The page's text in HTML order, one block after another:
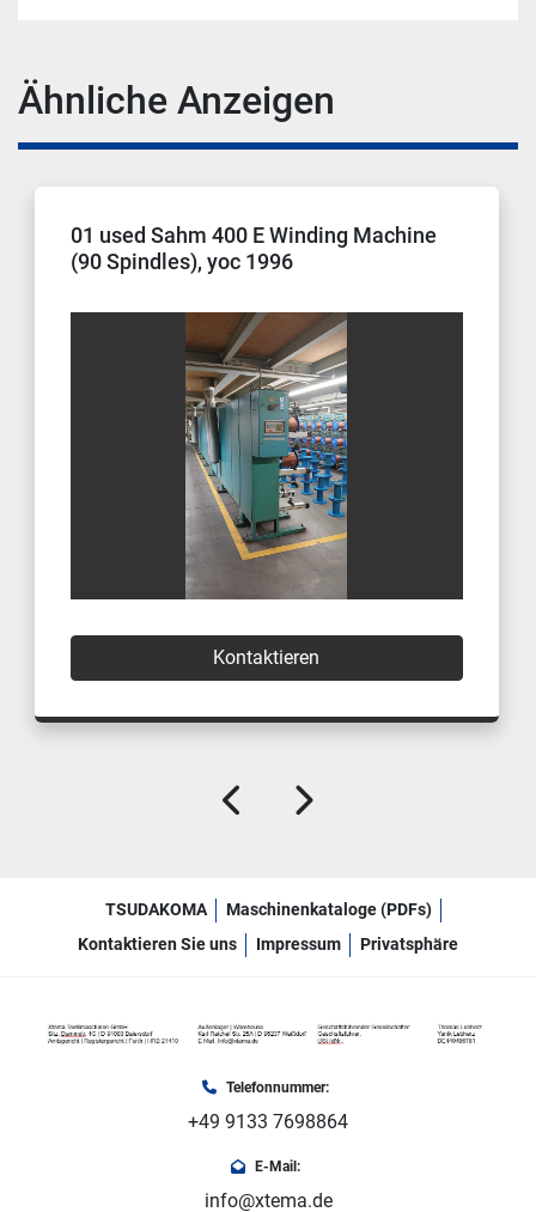
Ähnliche Anzeigen
01 used Sahm 400 E Winding Machine
(90 Spindles), yoc 1996
Kontaktieren
TSUDAKOMA
Maschinenkataloge (PDFs)
Kontaktieren Sie uns
Impressum Privatsphäre
Telefonnummer:
+49 9133 7698864
E-Mail:
info@xtema.de